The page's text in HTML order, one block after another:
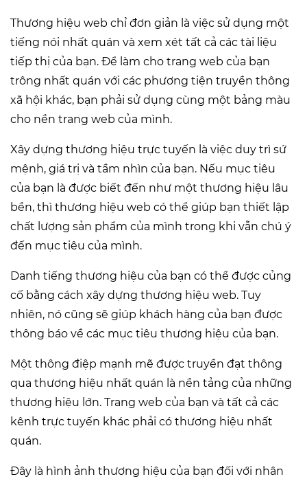
Thương hiệu web chỉ đơn giản là việc sử dụng một
tiếng nói nhất quán và xem xét tất cả các tài liệu
tiếp thị của bạn. Để làm cho trang web của bạn
trông nhất quán với các phương tiện truyền thông
xã hội khác, bạn phải sử dụng cùng một bảng màu
cho nền trang web của mình.
Xây dựng thương hiệu trực tuyến là việc duy trì sứ
mệnh, giá trị và tầm nhìn của bạn. Nếu mục tiêu
của bạn là được biết đến như một thương hiệu lâu
bền, thì thương hiệu web có thể giúp bạn thiết lập
chất lượng sản phẩm của mình trong khi vẫn chú ý
đến mục tiêu của mình.
Danh tiếng thương hiệu của bạn có thể được củng
cố bằng cách xây dựng thương hiệu web. Tuy
nhiên, nó cũng sẽ giúp khách hàng của bạn được
thông báo về các mục tiêu thương hiệu của bạn.
Một thông điệp mạnh mẽ được truyền đạt thông
qua thương hiệu nhất quán là nền tảng của những
thương hiệu lớn. Trang web của bạn và tất cả các
kênh trực tuyến khác phải có thương hiệu nhất
quán.
Đây là hình ảnh thương hiệu của bạn đối với nhân